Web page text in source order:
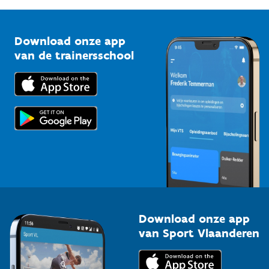
Bedrijven
Trainers en begeleiders
Topsporters
Vlaamse Trainersschool
Kennisplatform
Downloads
Voor de pers
Download onze app
van de trainersschool
Download onze app
van Sport Vlaanderen